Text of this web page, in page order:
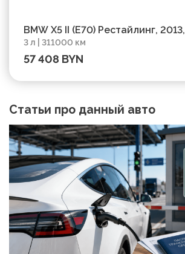
BMW X5 II (E70) Рестайлинг, 2013,
пробег 311000 км
3 л | 311000 км
57 408 BYN
Статьи про данный авто